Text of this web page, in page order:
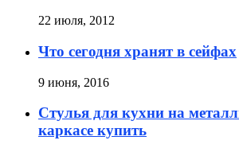
22 июля, 2012
Что сегодня хранят в сейфах
9 июня, 2016
Стулья для кухни на
каркасе купить